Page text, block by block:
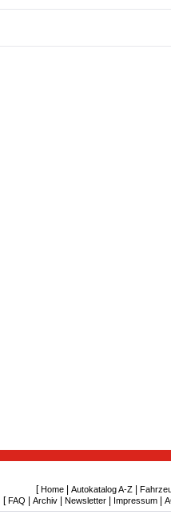
[ Home| Autokatalog A-Z|
[ FAQ Archiv Newsletter Impressum